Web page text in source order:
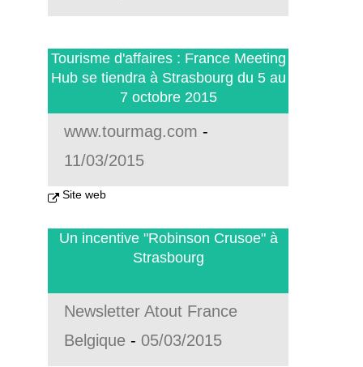
Tourisme d'affaires : France Meeting
Hub se tiendra à Strasbourg du 5 au
7 octobre 2015
www.tourmag.com -
11/03/2015
Site web
Un incentive "Robinson Crusoe" à
Strasbourg
Newsletter Atout France
Belgique - 05/03/2015